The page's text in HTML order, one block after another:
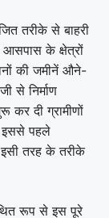
तरीके से बाहरी
आसपास के क्षेत्रों
की जमीनें औने-
से निर्माण
दी ग्रामीणों
इससे पहले
इसी तरह के तरीके
रूप से इस पूरे